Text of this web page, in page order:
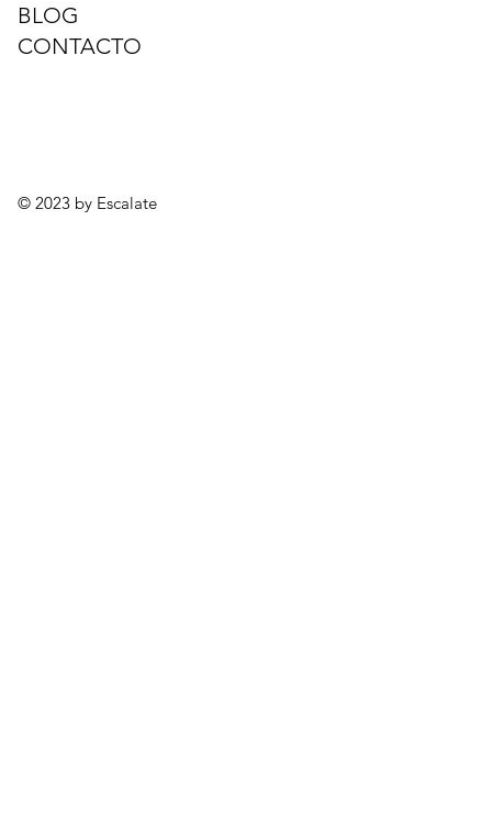
© 2023 by Escalate
BLOG
CONTACTO